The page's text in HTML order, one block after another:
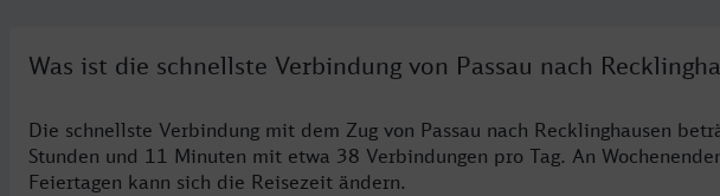
Was ist die schnellste Verbindung von Passau nach
Die schnellste Verbindung mit dem Zug von Passau nach Recklinghausen
Stunden und 11 Minuten mit etwa 38 Verbindungen pro Tag. An
Feiertagen kann sich die Reisezeit ändern.